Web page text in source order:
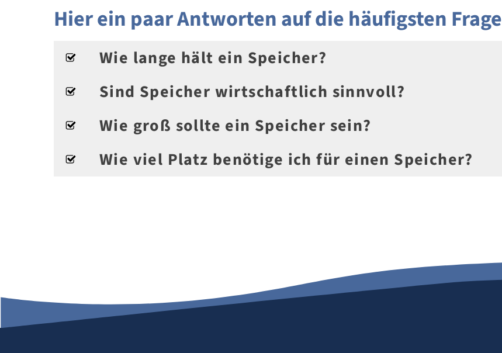
Hier ein paar Antworten auf die häufigsten Frage
Wie lange hält ein Speicher?
Sind Speicher wirtschaftlich sinnvoll?
Wie groß sollte ein Speicher sein?
Wie viel Platz benötige ich für einen Speicher?